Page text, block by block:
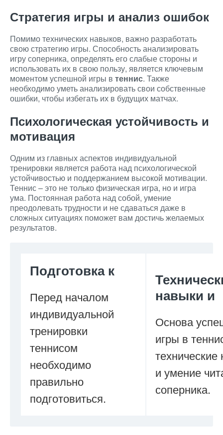
Стратегия игры и анализ ошибок
Помимо технических навыков, важно разработать
свою стратегию игры. Способность анализировать
игру соперника, определять его слабые стороны и
использовать их в свою пользу, является ключевым
моментом успешной игры в теннис. Также
необходимо уметь анализировать свои собственные
ошибки, чтобы избегать их в будущих матчах.
Психологическая устойчивость и
мотивация
Одним из главных аспектов индивидуальной
тренировки является работа над психологической
устойчивостью и поддержанием высокой мотивации.
Теннис – это не только физическая игра, но и игра
ума. Постоянная работа над собой, умение
преодолевать трудности и не сдаваться даже в
сложных ситуациях поможет вам достичь желаемых
результатов.
Подготовка к
Перед началом
индивидуальной
тренировки
теннисом
необходимо
правильно
подготовиться.
навыки и
Основа
игры в
технические
и умение
соперника.